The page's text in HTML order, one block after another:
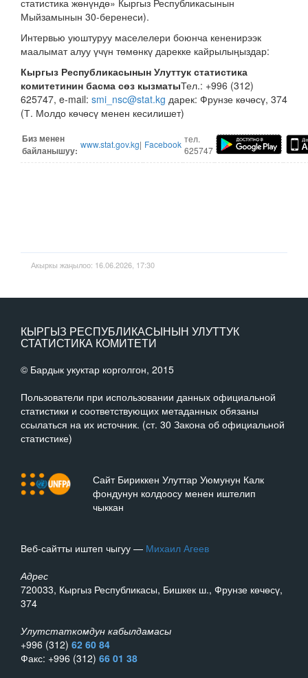
статистика жөнүндө» Кыргыз Республикасынын
Мыйзамынын 30-беренеси).
Интервью уюштуруу маселелери боюнча кененирээк
маалымат алуу үчүн төмөнкү дарекке кайрылыңыздар:
Кыргыз Республикасынын Улуттук статистика
комитетинин басма сөз кызматыТел.: +996 (312)
625747, e-mail: smi_nsc@stat.kg дарек: Фрунзе көчөсү, 374
(Т. Молдо көчөсү менен кесилишет)
Биз менен
байланышуу:
www.stat.gov.kg| Facebook тел.
625747
Акыркы жаңылоо: 16.06.2026, 17:30
КЫРГЫЗ РЕСПУБЛИКАСЫНЫН УЛУТТУК
СТАТИСТИКА КОМИТЕТИ
© Бардык укуктар корголгон, 2015
Пользователи при использовании данных официальной
статистики и соответствующих метаданных обязаны
ссылаться на их источник. (ст. 30 Закона об официальной
статистике)
Сайт Бириккен Улуттар Уюмунун Калк
фондунун колдоосу менен иштелип
чыккан
Веб-сайтты иштеп чыгуу — Михаил Агеев
Адрес
720033, Кыргыз Республикасы, Бишкек ш., Фрунзе көчөсү,
374
Улутстаткомдун кабылдамасы
+996 (312) 62 60 84
Факс: +996 (312) 66 01 38